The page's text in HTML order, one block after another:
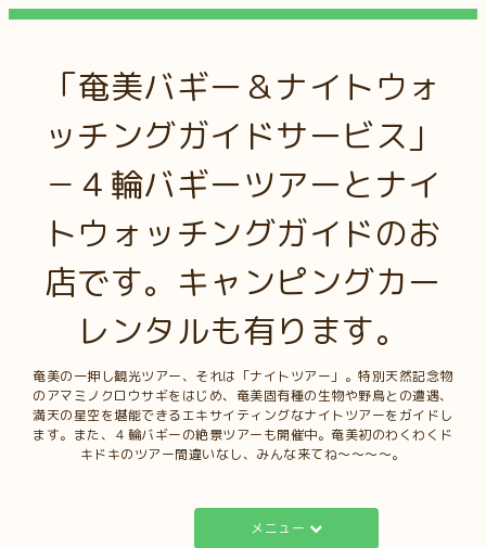
「奄美バギー＆ナイトウォ
ッチングガイドサービス」
－４輪バギーツアーとナイ
トウォッチングガイドのお
店です。キャンピングカー
レンタルも有ります。
奄美の一押し観光ツアー、それは「ナイトツアー」。特別天然記念物
のアマミノクロウサギをはじめ、奄美固有種の生物や野鳥との遭遇、
満天の星空を堪能できるエキサイティングなナイトツアーをガイドし
ます。また、４輪バギーの絶景ツアーも開催中。奄美初のわくわくド
キドキのツアー間違いなし、みんな来てね～～～～。
メニュー